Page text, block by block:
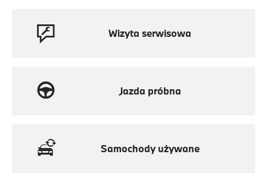
Wizyta serwisowa
Jazda próbna
Samochody używane